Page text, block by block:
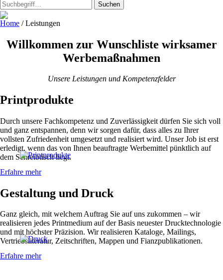
Suchen
Home /Leistungen
Willkommen zur Wunschliste wirksamer
Werbemaßnahmen
Unsere Leistungen und Kompetenzfelder
Printprodukte
Durch unsere Fachkompetenz und Zuverlässigkeit dürfen Sie sich voll
und ganz entspannen, denn wir sorgen dafür, dass alles zu Ihrer
vollsten Zufriedenheit umgesetzt und realisiert wird. Unser Job ist erst
erledigt, wenn das von Ihnen beauftragte Werbemittel pünktlich auf
dem Schreibtisch liegt.
Erfahre mehr
Gestaltung und Druck
Ganz gleich, mit welchem Auftrag Sie auf uns zukommen – wir
realisieren jedes Printmedium auf der Basis neuester Drucktechnologie
und mit höchster Präzision. Wir realisieren Kataloge, Mailings,
Vertriebsliteratur, Zeitschriften, Mappen und Fianzpublikationen.
Erfahre mehr